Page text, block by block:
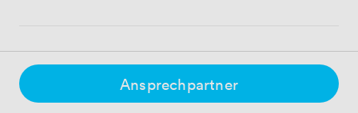
Ansprechpartner